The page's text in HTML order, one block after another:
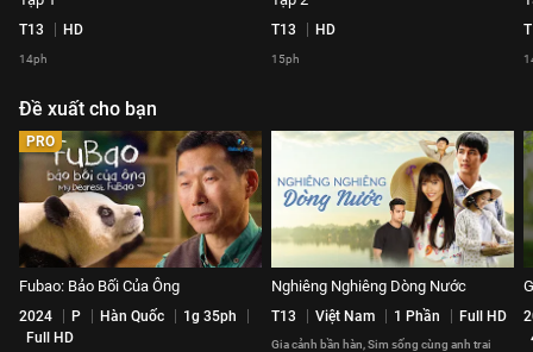
T13 HD
14ph
T13 HD
15ph
Đề xuất cho bạn
PRO
Fubao: Bảo Bối Của Ông
2024 P Hàn Quốc
1g 35ph
Full HD
Nghiêng Nghiêng Dòng Nước
T13 Việt Nam 1 Phần Full HD
Gia cảnh bần hàn, Sim sống cùng anh trai